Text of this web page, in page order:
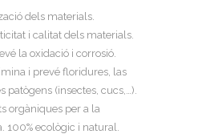
dels materials.
i calitat dels materials.
la oxidació i corrosió.
i prevé floridures, las
patògens (insectes, cucs,…).
orgàniques per a la
100% ecològic i natural.